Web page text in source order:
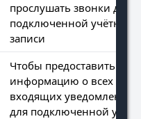
прослушать звонки для
подключенной учётной
записи
Чтобы предоставить
информацию о всех
входящих уведомлениях
для подключенной